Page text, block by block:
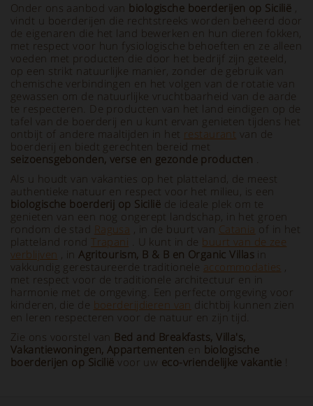
Onder ons aanbod van biologische boerderijen op Sicilië ,
vindt u boerderijen die rechtstreeks worden beheerd door
de eigenaren die het land bewerken en hun dieren fokken,
met respect voor hun fysiologische behoeften en ze alleen
voeden met producten die door het bedrijf zijn geteeld,
op een strikt natuurlijke manier, zonder de gebruik van
chemische verbindingen en het volgen van de rotatie van
gewassen om de natuurlijke vruchtbaarheid van de aarde
te respecteren. De producten van het land eindigen op de
tafel van de boerderij en u kunt ervan genieten tijdens het
ontbijt of andere maaltijden in het restaurant van de
boerderij en biedt gerechten bereid met
seizoensgebonden, verse en gezonde producten .
Als u houdt van vakanties op het platteland, de meest
authentieke natuur en respect voor het milieu, is een
biologische boerderij op Sicilië de ideale plek om te
genieten van een nog ongerept landschap, in het groen
rondom de stad Ragusa , in de buurt van Catania of in het
platteland rondTrapani . U kunt in de buurt van de zee
verblijven , inAgritourism, B & B en Organic Villas in
vakkundig gerestaureerde traditionele accommodaties ,
met respect voor de traditionele architectuur en in
harmonie met de omgeving. Een perfecte omgeving voor
kinderen, die de boerderijdieren van dichtbij kunnen zien
en leren respecteren voor de natuur en zijn tijd.
Zie ons voorstel van Bed and Breakfasts, Villa's,
Vakantiewoningen, Appartementen en biologische
boerderijen op Sicilië voor uw eco-vriendelijke vakantie !